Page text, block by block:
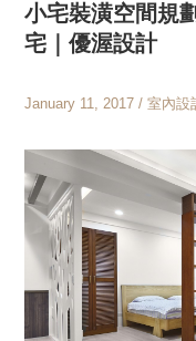
小宅裝潢空間規
宅｜優渥設計
January 11, 2017 / 室內